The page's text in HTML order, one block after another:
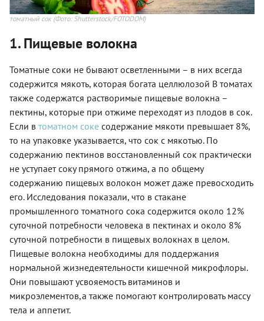
томатный сок(Фото: Shutterstock/FOTODOM)
1. Пищевые волокна
Томатные соки не бывают осветленными – в них всегда
содержится мякоть, которая богата целлюлозой В томатах
также содержатся растворимые пищевые волокна –
пектины, которые при отжиме переходят из плодов в сок.
Если в томатном соке содержание мякоти превышает 8%,
то на упаковке указывается, что сок с мякотью. По
содержанию пектинов восстановленный сок практически
не уступает соку прямого отжима, а по общему
содержанию пищевых волокон может даже превосходить
его. Исследования показали, что в стакане
промышленного томатного сока содержится около 12%
суточной потребности человека в пектинах и около 8%
суточной потребности в пищевых волокнах в целом.
Пищевые волокна необходимы для поддержания
нормальной жизнедеятельности кишечной микрофлоры.
Они повышают усвояемость витаминов и
микроэлементов,а также помогают контролировать массу
тела и аппетит.